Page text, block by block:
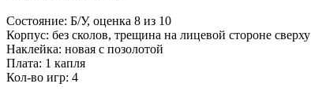
Состояние: Б/У, оценка 8 из 10
Корпус: без сколов, трещина на лицевой стороне сверху
Наклейка: новая с позолотой
Плата: 1 капля
Кол-во игр: 4